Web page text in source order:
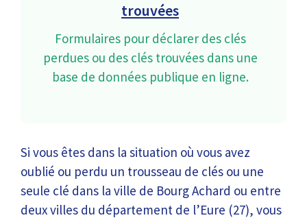
trouvées
Formulaires pour déclarer des clés
perdues ou des clés trouvées dans une
base de données publique en ligne.
Si vous êtes dans la situation où vous avez
oublié ou perdu un trousseau de clés ou une
seule clé dans la ville de Bourg Achard ou entre
deux villes du département de l’Eure (27), vous